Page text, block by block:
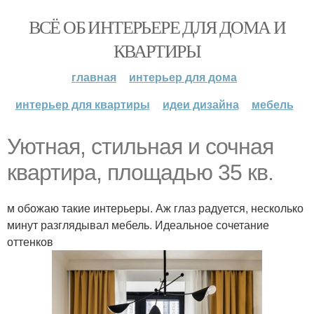
ВСЁ ОБ ИНТЕРЬЕРЕ ДЛЯ ДОМА И
КВАРТИРЫ
главная
интерьер для дома
интерьер для квартиры
идеи дизайна мебель
Уютная, стильная и сочная
квартира, площадью 35 кв.
м обожаю такие интерьеры. Аж глаз радуется, несколько
минут разглядывал мебель. Идеальное сочетание
оттенков